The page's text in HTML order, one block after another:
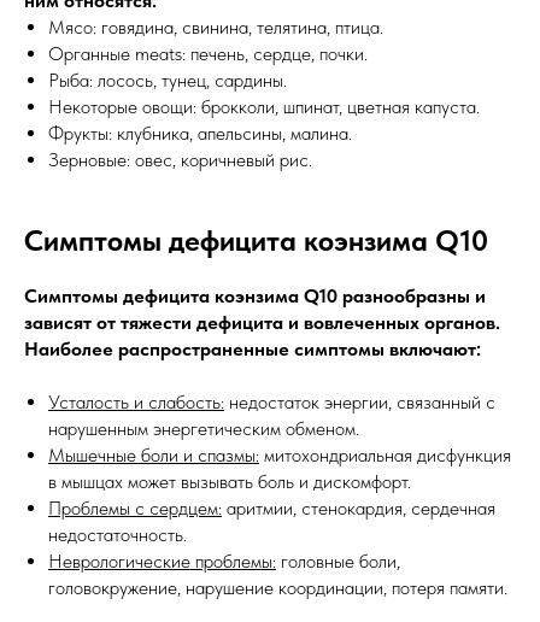
Мясо: говядина, свинина, телятина, птица.
Органные meats: печень, сердце, почки.
Рыба: лосось, тунец, сардины.
Некоторые овощи: брокколи, шпинат, цветная капуста.
Фрукты: клубника, апельсины, малина.
Зерновые: овес, коричневый рис.
Симптомы дефицита коэнзима Q10
Симптомы дефицита коэнзима Q10 разнообразны и
зависят от тяжести дефицита и вовлеченных органов.
Наиболее распространенные симптомы включают:
Усталость и слабость: недостаток энергии, связанный с
нарушенным энергетическим обменом.
Мышечные боли и спазмы: митохондриальная дисфункция
в мышцах может вызывать боль и дискомфорт.
Проблемы с сердцем: аритмии, стенокардия, сердечная
недостаточность.
Неврологические проблемы: головные боли,
головокружение, нарушение координации, потеря памяти.